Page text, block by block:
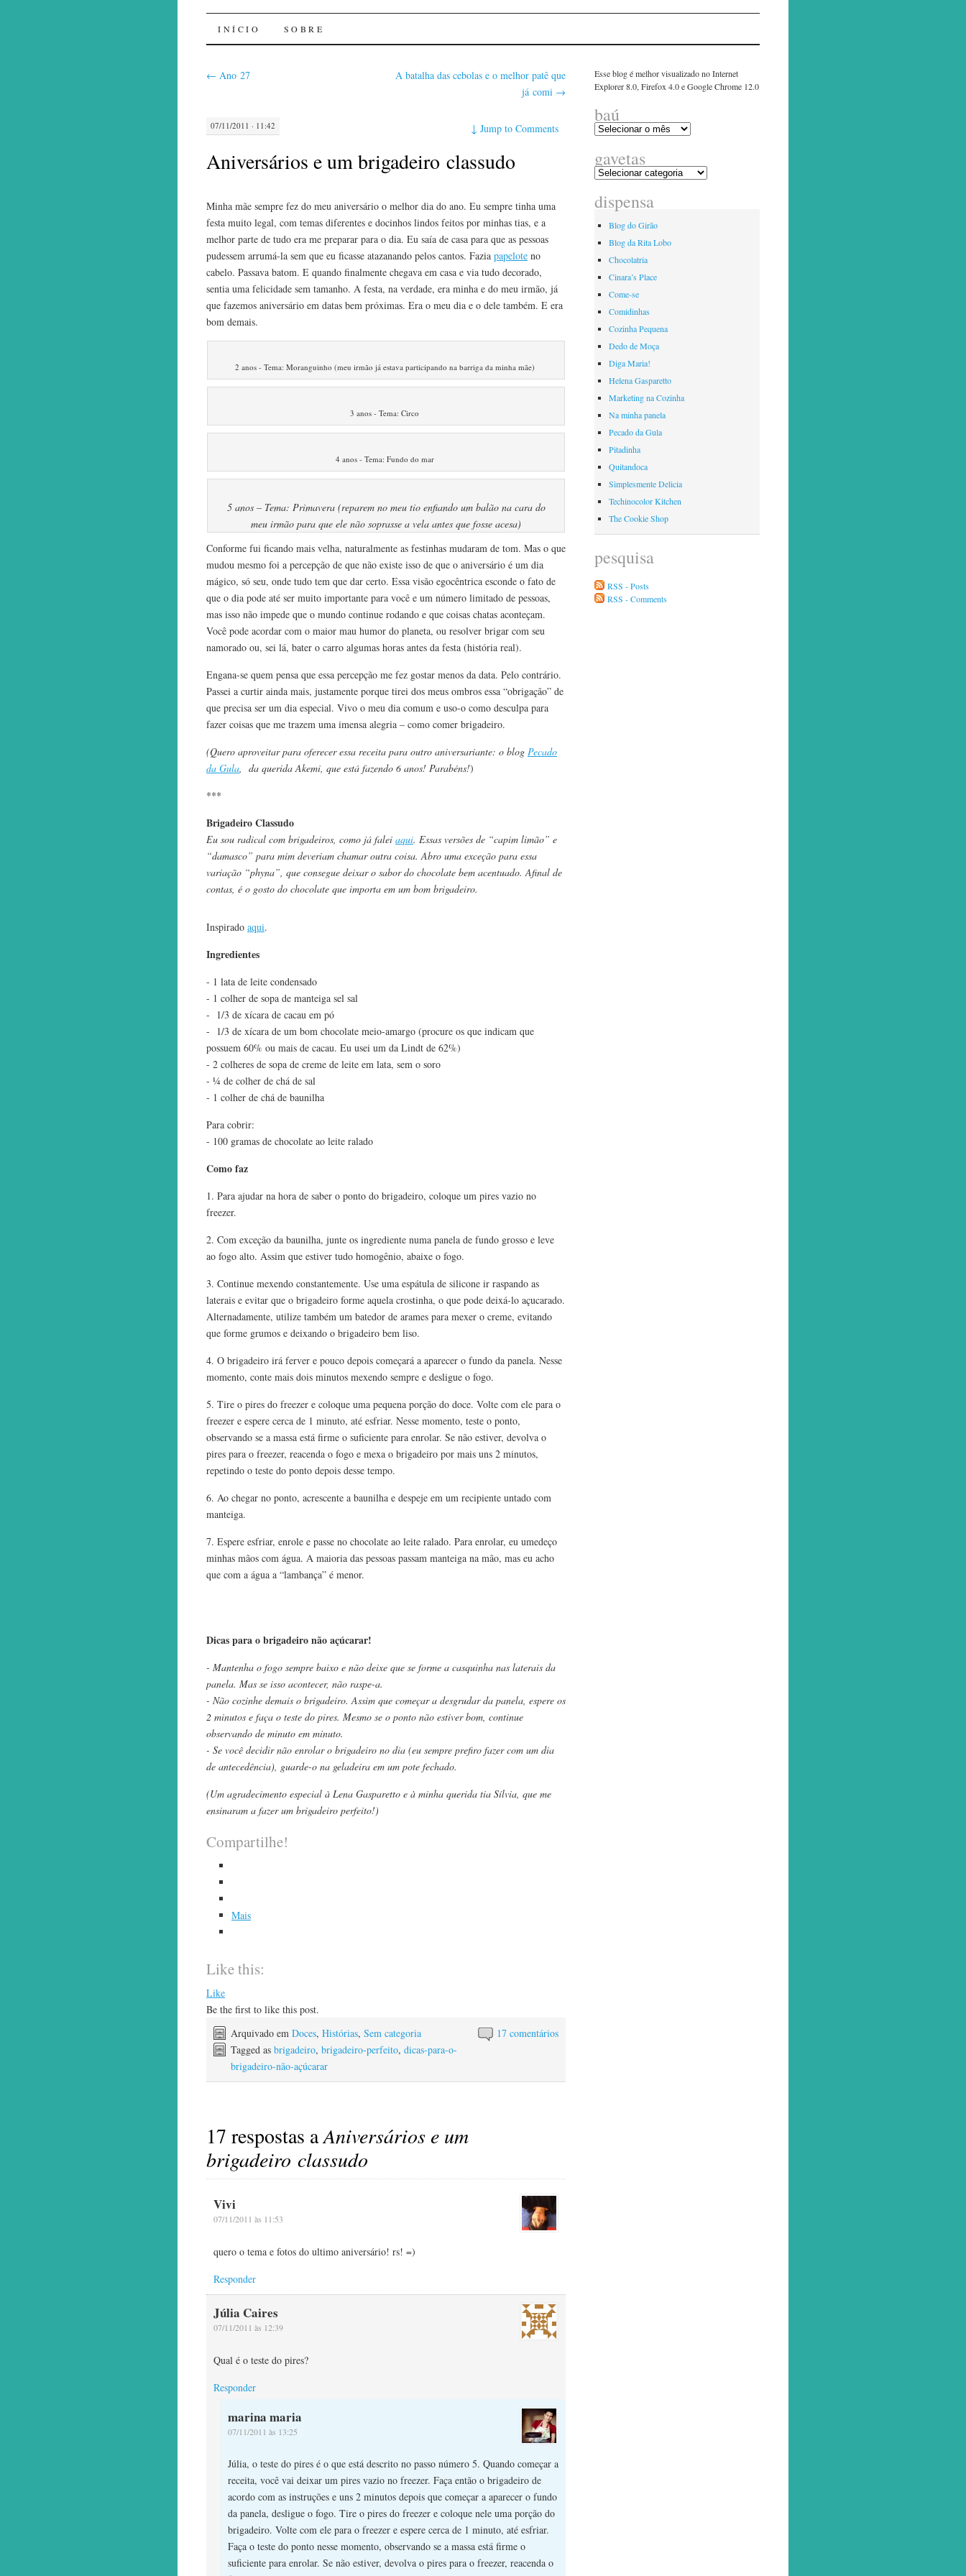
Sal de Bolinha
INÍCIO SOBRE
← Ano 27
A batalha das cebolas e o melhor patê que
já comi →
07/11/2011 · 11:42 ↓ Jump to Comments
Aniversários e um brigadeiro classudo
Minha mãe sempre fez do meu aniversário o melhor dia do ano. Eu sempre tinha uma
festa muito legal, com temas diferentes e docinhos lindos feitos por minhas tias, e a
melhor parte de tudo era me preparar para o dia. Eu saía de casa para que as pessoas
pudessem arrumá-la sem que eu ficasse atazanando pelos cantos. Fazia papeloteno
cabelo. Passava batom. E quando finalmente chegava em casa e via tudo decorado,
sentia uma felicidade sem tamanho. A festa, na verdade, era minha e do meu irmão, já
que fazemos aniversário em datas bem próximas. Era o meu dia e o dele também. E era
bom demais.
2 anos - Tema: Moranguinho (meu irmão já estava participando na barriga da minha mãe)
3 anos - Tema: Circo
4 anos - Tema: Fundo do mar
5 anos – Tema: Primavera (reparem no meu tio enfiando um balão na cara do
meu irmão para que ele não soprasse a vela antes que fosse acesa)
Conforme fui ficando mais velha, naturalmente as festinhas mudaram de tom. Mas o que
mudou mesmo foi a percepção de que não existe isso de que o aniversário é um dia
mágico, só seu, onde tudo tem que dar certo. Essa visão egocêntrica esconde o fato de
que o dia pode até ser muito importante para você e um número limitado de pessoas,
mas isso não impede que o mundo continue rodando e que coisas chatas aconteçam.
Você pode acordar com o maior mau humor do planeta, ou resolver brigar com seu
namorado ou, sei lá, bater o carro algumas horas antes da festa (história real).
Engana-se quem pensa que essa percepção me fez gostar menos da data. Pelo contrário.
Passei a curtir ainda mais, justamente porque tirei dos meus ombros essa “obrigação” de
que precisa ser um dia especial. Vivo o meu dia comum e uso-o como desculpa para
fazer coisas que me trazem uma imensa alegria – como comer brigadeiro.
(Quero aproveitar para oferecer essa receita para outro aniversariante: o blog Pecado
da Gula, da querida Akemi, que está fazendo 6 anos! Parabéns!)
***
Brigadeiro Classudo
Eu sou radical com brigadeiros, como já falei aqui. Essas versões de “capim limão” e
“damasco” para mim deveriam chamar outra coisa. Abro uma exceção para essa
variação “phyna”, que consegue deixar o sabor do chocolate bem acentuado. Afinal de
contas, é o gosto do chocolate que importa em um bom brigadeiro.
Inspirado aqui.
Ingredientes
- 1 lata de leite condensado
- 1 colher de sopa de manteiga sel sal
- 1/3 de xícara de cacau em pó
- 1/3 de xícara de um bom chocolate meio-amargo (procure os que indicam que
possuem 60% ou mais de cacau. Eu usei um da Lindt de 62%)
- 2 colheres de sopa de creme de leite em lata, sem o soro
- ¼ de colher de chá de sal
- 1 colher de chá de baunilha
Para cobrir:
- 100 gramas de chocolate ao leite ralado
Como faz
1. Para ajudar na hora de saber o ponto do brigadeiro, coloque um pires vazio no
freezer.
2. Com exceção da baunilha, junte os ingrediente numa panela de fundo grosso e leve
ao fogo alto. Assim que estiver tudo homogênio, abaixe o fogo.
3. Continue mexendo constantemente. Use uma espátula de silicone ir raspando as
laterais e evitar que o brigadeiro forme aquela crostinha, o que pode deixá-lo açucarado.
Alternadamente, utilize também um batedor de arames para mexer o creme, evitando
que forme grumos e deixando o brigadeiro bem liso.
4. O brigadeiro irá ferver e pouco depois começará a aparecer o fundo da panela. Nesse
momento, conte mais dois minutos mexendo sempre e desligue o fogo.
5. Tire o pires do freezer e coloque uma pequena porção do doce. Volte com ele para o
freezer e espere cerca de 1 minuto, até esfriar. Nesse momento, teste o ponto,
observando se a massa está firme o suficiente para enrolar. Se não estiver, devolva o
pires para o freezer, reacenda o fogo e mexa o brigadeiro por mais uns 2 minutos,
repetindo o teste do ponto depois desse tempo.
6. Ao chegar no ponto, acrescente a baunilha e despeje em um recipiente untado com
manteiga.
7. Espere esfriar, enrole e passe no chocolate ao leite ralado. Para enrolar, eu umedeço
minhas mãos com água. A maioria das pessoas passam manteiga na mão, mas eu acho
que com a água a “lambança” é menor.
Dicas para o brigadeiro não açúcarar!
- Mantenha o fogo sempre baixo e não deixe que se forme a casquinha nas laterais da
panela. Mas se isso acontecer, não raspe-a.
- Não cozinhe demais o brigadeiro. Assim que começar a desgrudar da panela, espere os
2 minutos e faça o teste do pires. Mesmo se o ponto não estiver bom, continue
observando de minuto em minuto.
- Se você decidir não enrolar o brigadeiro no dia (eu sempre prefiro fazer com um dia
de antecedência), guarde-o na geladeira em um pote fechado.
(Um agradecimento especial à Lena Gasparetto e à minha querida tia Sílvia, que me
ensinaram a fazer um brigadeiro perfeito!)
Compartilhe!
Mais
Like this:
Like
Be the first to like this post.
17 comentários
Arquivado em Doces, Histórias, Sem categoria
Tagged as brigadeiro, brigadeiro-perfeito, dicas-para-o-
brigadeiro-não-açúcarar
17 respostas aAniversários e um
brigadeiro classudo
Vivi
07/11/2011 às 11:53
quero o tema e fotos do ultimo aniversário! rs! =)
Responder
Júlia Caires
07/11/2011 às 12:39
Qual é o teste do pires?
Responder
marina maria
07/11/2011 às 13:25
Júlia, o teste do pires é o que está descrito no passo número 5. Quando começar a
receita, você vai deixar um pires vazio no freezer. Faça então o brigadeiro de
acordo com as instruções e uns 2 minutos depois que começar a aparecer o fundo
da panela, desligue o fogo. Tire o pires do freezer e coloque nele uma porção do
brigadeiro. Volte com ele para o freezer e espere cerca de 1 minuto, até esfriar.
Faça o teste do ponto nesse momento, observando se a massa está firme o
suficiente para enrolar. Se não estiver, devolva o pires para o freezer, reacenda o
Esse blog é melhor visualizado no Internet
Explorer 8.0, Firefox 4.0 e Google Chrome 12.0
baú
gavetas
dispensa
Blog do Girão
Blog da Rita Lobo
Chocolatria
Cinara’s Place
Come-se
Comidinhas
Cozinha Pequena
Dedo de Moça
Diga Maria!
Helena Gasparetto
Marketing na Cozinha
Na minha panela
Pecado da Gula
Pitadinha
Quitandoca
Simplesmente Delicia
Techinocolor Kitchen
The Cookie Shop
pesquisa
RSS - Posts
RSS - Comments